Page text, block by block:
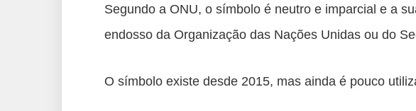
Segundo a ONU, o símbolo é neutro e imparcial e a
endosso da Organização das Nações Unidas ou do
O símbolo existe desde 2015, mas ainda é pouco